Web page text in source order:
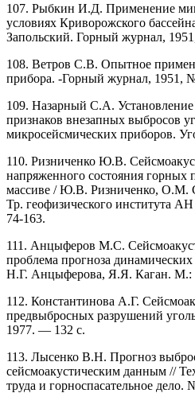
107. Рыбкин И.Д. Применение
условиях Криворожского
Запольский. Горный журнал,
108. Ветров С.В. Опытное
прибора. -Горный журнал, 1951,
109. Назарный С.А.
признаков внезапных выбросов
микросейсмических приборов.
110. Ризниченко Ю.В.
напряженного состояния горных
массиве / Ю.В. Ризниченко, О.М.
Тр. геофизического института
74-163.
111. Анцыферов М.С.
проблема прогноза
Н.Г. Анцыферова, Я.Я. Каган. М.:
112. Константинова А.Г.
предвыбросных разрушений
1977. — 132 с.
113. Лысенко В.Н. Прогноз
сейсмоакустическим данным //
труда и горноспасательное дело.